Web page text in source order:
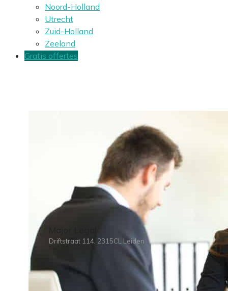
Noord-Holland
Utrecht
Zuid-Holland
Zeeland
Gratis offertes
Driftstraat 114, 2315CL Leiden